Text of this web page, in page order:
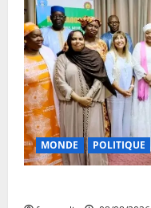
MONDE POLITIQUE